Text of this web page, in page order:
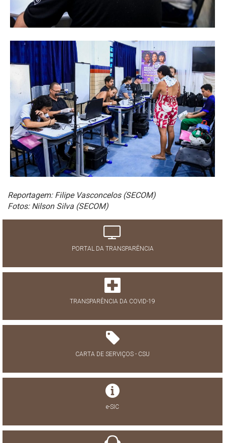
Reportagem: Filipe Vasconcelos (SECOM)
Fotos: Nilson Silva (SECOM)
PORTAL DA TRANSPARÊNCIA
TRANSPARÊNCIA DA COVID-19
CARTA DE SERVIÇOS - CSU
e-SIC